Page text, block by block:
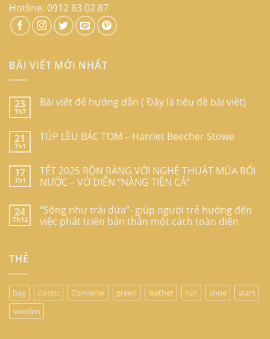
Hotline: 0912 83 02 87
BÀI VIẾT MỚI NHẤT
23
Th7
Bài viết để hướng dẫn ( Đây là tiêu đề bài viêt)
21
Th1
TÚP LỀU BÁC TOM – Harriet Beecher Stowe
17
Th1
TẾT 2025 RỘN RÀNG VỚI NGHỆ THUẬT MÚA RỐI
NƯỚC – VỞ DIỄN “NÀNG TIÊN CÁ”
24
Th12
“Sống như trái dứa”- giúp người trẻ hướng đến
việc phát triển bản thân một cách toàn diện
THẺ
bag classic Converse green leather run shoe
stars
sweden